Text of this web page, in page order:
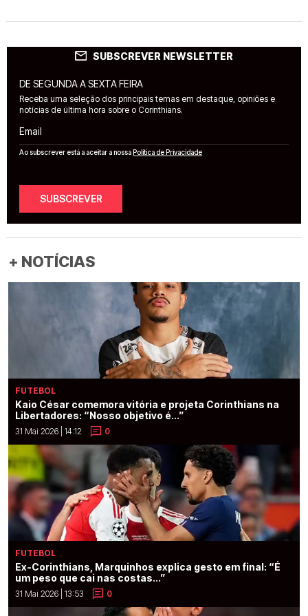
SUBSCREVER NEWSLETTER
DE SEGUNDA A SEXTA FEIRA
Receba uma seleção dos principais temas em destaque, opiniões e
notícias de última hora sobre o Corinthians.
Email
Ao subscrever está a aceitar a nossaPolítica de Privacidade
SUBSCREVER
+ NOTÍCIAS
FUTEBOL
Kaio César comemora vitória e projeta Corinthians na
Libertadores: “Nosso objetivo é...”
31 Mai 2026 | 14:12 0
FUTEBOL
Ex-Corinthians, Marquinhos explica gesto em final: “É
um peso que cai nas costas...”
31 Mai 2026 | 13:53 0